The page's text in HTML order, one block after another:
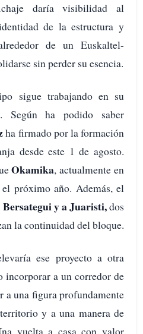
daría visibilidad al
de la estructura y
de un Euskaltel-
sin perder su esencia.
sigue trabajando en su
Según ha podido saber
ha firmado por la formación
desde este 1 de agosto.
Okamika, actualmente en
próximo año. Además, el
Bersategui y a Juaristi,dos
la continuidad del bloque.
ese proyecto a otra
incorporar a un corredor de
a una figura profundamente
y a una manera de
vuelta a casa con valor